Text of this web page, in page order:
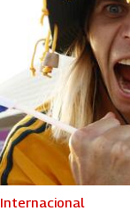
Internacional